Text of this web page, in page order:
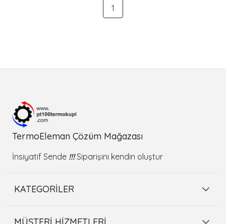
1
TermoEleman Çözüm Mağazası
İnsiyatif Sende !!!Siparişini kendin oluştur
KATEGORİLER